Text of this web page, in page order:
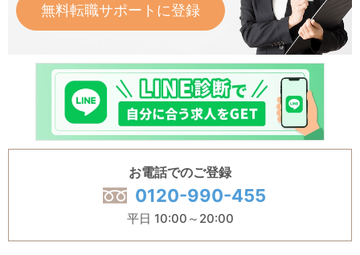
無料転職サポートに登録
お電話でのご登録
0120-990-455
平日 10:00～20:00